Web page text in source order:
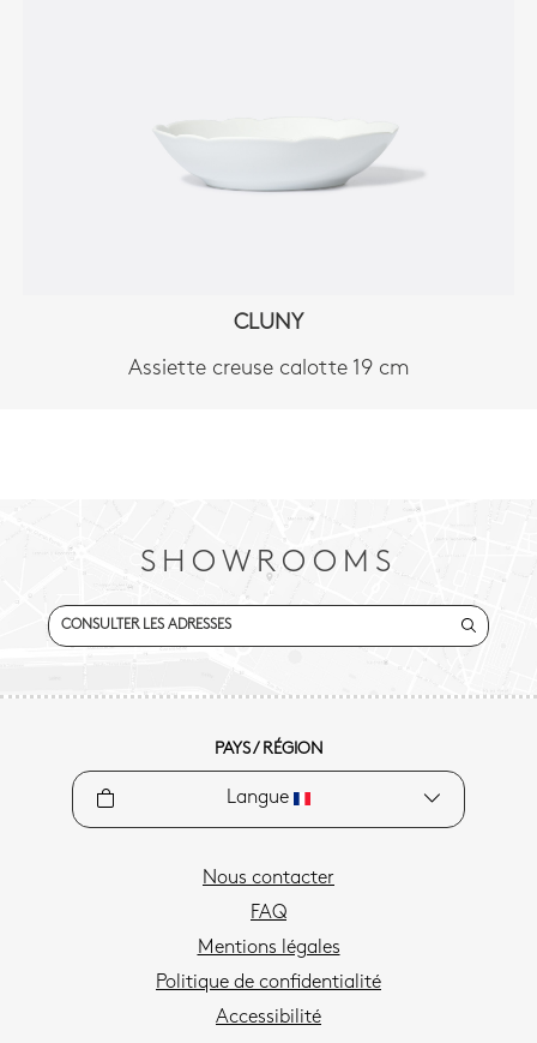
CLUNY
Assiette creuse calotte 19 cm
SHOWROOMS
CONSULTER LES ADRESSES
PAYS / RÉGION
Langue
Nous contacter
FAQ
Mentions légales
Politique de confidentialité
Accessibilité